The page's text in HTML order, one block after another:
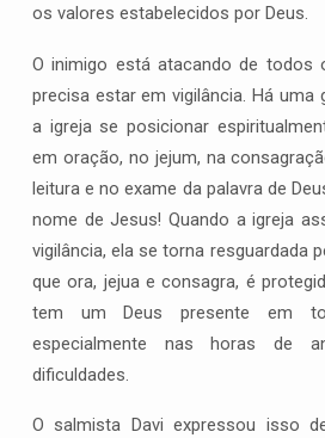
os valores estabelecidos por Deus.
O inimigo está atacando de todos
precisa estar em vigilância. Há uma
a igreja se posicionar
em oração, no jejum, na
leitura e no exame da palavra de
nome de Jesus! Quando a igreja
vigilância, ela se torna resguardada
que ora, jejua e consagra, é
tem um Deus presente em
especialmente nas horas de
dificuldades.
O salmista Davi expressou isso